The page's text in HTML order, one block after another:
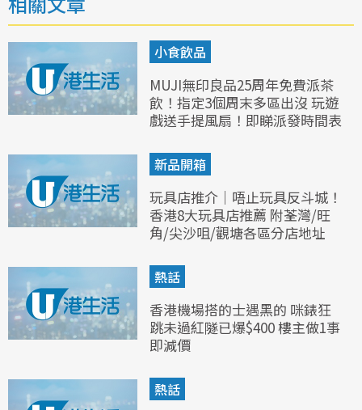
小食飲品
MUJI無印良品25周年免費派茶
飲！指定3個周末多區出沒 玩遊
戲送手提風扇！即睇派發時間表
新品開箱
玩具店推介｜唔止玩具反斗城！
香港8大玩具店推薦 附荃灣/旺
角/尖沙咀/觀塘各區分店地址
熱話
香港機場搭的士遇黑的 咪錶狂
跳未過紅隧已爆$400 樓主做1事
即減價
熱話